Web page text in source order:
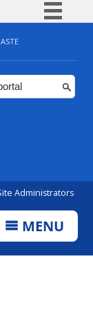
BR
Administrators
MENU